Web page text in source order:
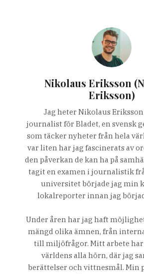
Nikolaus Eriksson
Eriksson)
Jag heter Nikolaus
journalist för Bladet, en svensk
som täcker nyheter från hela
var liten har jag fascinerats av
den påverkan de kan ha på
tagit en examen i journalistik
universitet började jag min
lokalreporter innan jag
Under åren har jag haft
mängd olika ämnen, från
till miljöfrågor. Mitt arbete
världens alla hörn, där jag
berättelser och vittnesmål. Min